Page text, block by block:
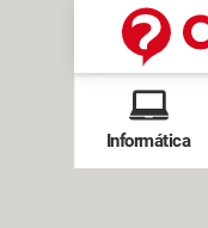
Informática